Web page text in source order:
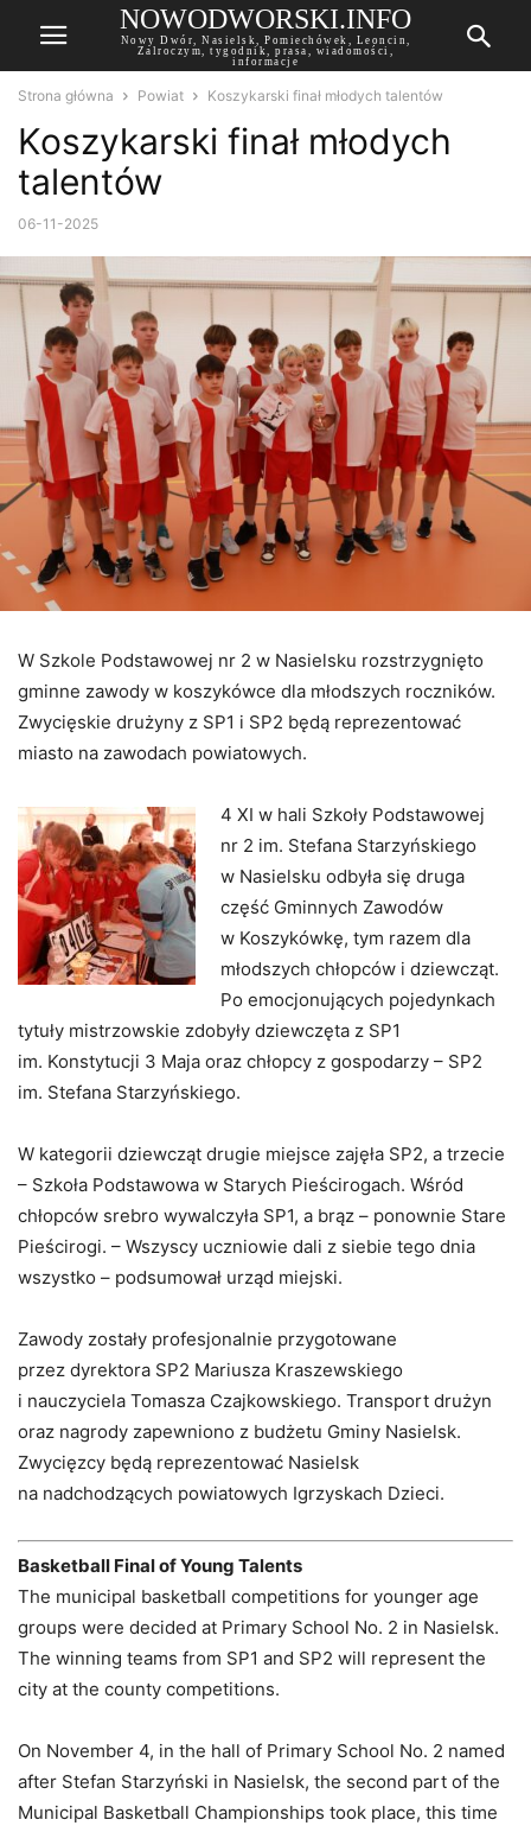
NOWODWORSKI.INFO
Nowy Dwór, Nasielsk, Pomiechówek, Leoncin,
Zalroczym, tygodnik, prasa, wiadomości,
informacje
Strona główna Powiat Koszykarski finał młodych talentów
Koszykarski finał młodych
talentów
06-11-2025
W Szkole Podstawowej nr 2 w Nasielsku rozstrzygnięto
gminne zawody w koszykówce dla młodszych roczników.
Zwycięskie drużyny z SP1 i SP2 będą reprezentować
miasto na zawodach powiatowych.
4 XI w hali Szkoły Podstawowej
nr 2 im. Stefana Starzyńskiego
w Nasielsku odbyła się druga
część Gminnych Zawodów
w Koszykówkę, tym razem dla
młodszych chłopców i dziewcząt.
Po emocjonujących pojedynkach
tytuły mistrzowskie zdobyły dziewczęta z SP1
im. Konstytucji 3 Maja oraz chłopcy z gospodarzy – SP2
im. Stefana Starzyńskiego.
W kategorii dziewcząt drugie miejsce zajęła SP2, a trzecie
– Szkoła Podstawowa w Starych Pieścirogach. Wśród
chłopców srebro wywalczyła SP1, a brąz – ponownie Stare
Pieścirogi. – Wszyscy uczniowie dali z siebie tego dnia
wszystko – podsumował urząd miejski.
Zawody zostały profesjonalnie przygotowane
przez dyrektora SP2 Mariusza Kraszewskiego
i nauczyciela Tomasza Czajkowskiego. Transport drużyn
oraz nagrody zapewniono z budżetu Gminy Nasielsk.
Zwycięzcy będą reprezentować Nasielsk
na nadchodzących powiatowych Igrzyskach Dzieci.
Basketball Final of Young Talents
The municipal basketball competitions for younger age
groups were decided at Primary School No. 2 in Nasielsk.
The winning teams from SP1 and SP2 will represent the
city at the county competitions.
On November 4, in the hall of Primary School No. 2 named
after Stefan Starzyński in Nasielsk, the second part of the
Municipal Basketball Championships took place, this time